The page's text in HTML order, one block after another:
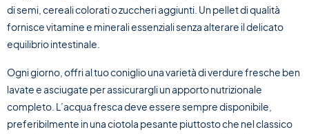
di semi, cereali colorati o zuccheri aggiunti. Un pellet di qualità
fornisce vitamine e minerali essenziali senza alterare il delicato
equilibrio intestinale.
Ogni giorno, offri al tuo coniglio una varietà di verdure fresche ben
lavate e asciugate per assicurargli un apporto nutrizionale
completo. L’acqua fresca deve essere sempre disponibile,
preferibilmente in una ciotola pesante piuttosto che nel classico